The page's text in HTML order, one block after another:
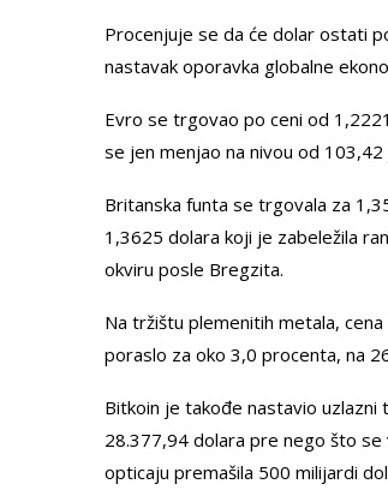
Procenjuje se da će dolar ostati
nastavak oporavka globalne
Evro se trgovao po ceni od
se jen menjao na nivou od 103,42
Britanska funta se trgovala za
1,3625 dolara koji je zabeležila
okviru posle Bregzita.
Na tržištu plemenitih metala,
poraslo za oko 3,0 procenta, na
Bitkoin je takođe nastavio
28.377,94 dolara pre nego što
opticaju premašila 500 milijardi